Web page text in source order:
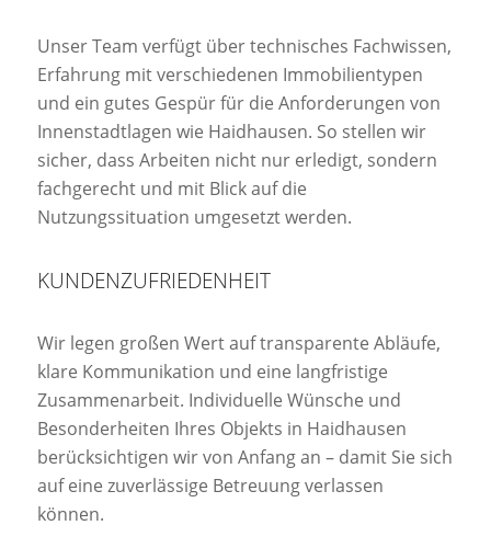
Unser Team verfügt über technisches Fachwissen,
Erfahrung mit verschiedenen Immobilientypen
und ein gutes Gespür für die Anforderungen von
Innenstadtlagen wie Haidhausen. So stellen wir
sicher, dass Arbeiten nicht nur erledigt, sondern
fachgerecht und mit Blick auf die
Nutzungssituation umgesetzt werden.
KUNDENZUFRIEDENHEIT
Wir legen großen Wert auf transparente Abläufe,
klare Kommunikation und eine langfristige
Zusammenarbeit. Individuelle Wünsche und
Besonderheiten Ihres Objekts in Haidhausen
berücksichtigen wir von Anfang an – damit Sie sich
auf eine zuverlässige Betreuung verlassen
können.